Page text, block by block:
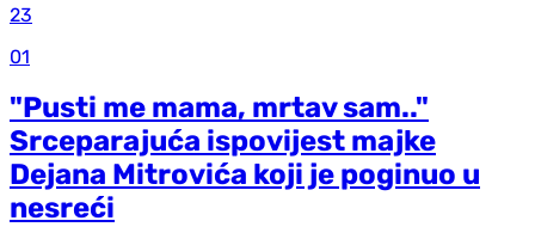
23
01
"Pusti me mama, mrtav sam.."
Srceparajuća ispovijest majke
Dejana Mitrovića koji je poginuo u
nesreći